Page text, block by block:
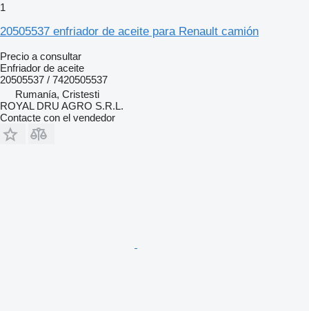
1
20505537 enfriador de aceite para Renault camión
Precio a consultar
Enfriador de aceite
20505537 / 7420505537
Rumanía, Cristesti
ROYAL DRU AGRO S.R.L.
Contacte con el vendedor